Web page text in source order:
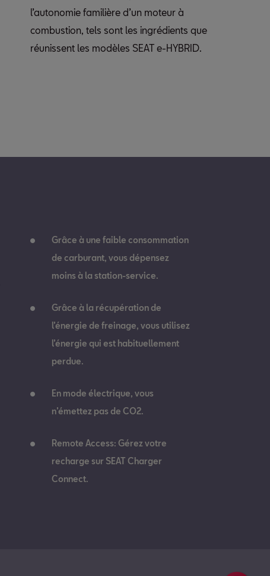
l’autonomie familière d’un moteur à
combustion, tels sont les ingrédients que
réunissent les modèles SEAT e-HYBRID.
Grâce à une faible consommation
de carburant, vous dépensez
moins à la station-service.
Grâce à la récupération de
l’énergie de freinage, vous utilisez
l’énergie qui est habituellement
perdue.
En mode électrique, vous
n’émettez pas de CO2.
Remote Access: Gérez votre
recharge sur SEAT Charger
Connect.